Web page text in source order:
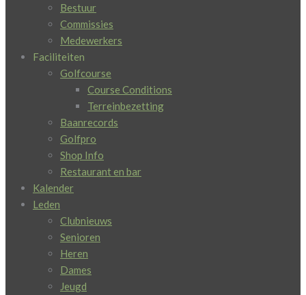
Bestuur
Commissies
Medewerkers
Faciliteiten
Golfcourse
Course Conditions
Terreinbezetting
Baanrecords
Golfpro
Shop Info
Restaurant en bar
Kalender
Leden
Clubnieuws
Senioren
Heren
Dames
Jeugd